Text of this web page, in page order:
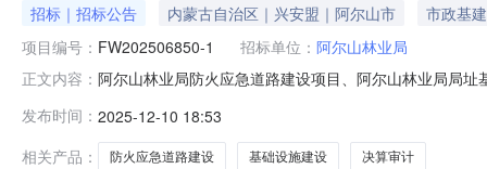
招标｜招标公告 内蒙古自治区｜兴安盟｜阿尔山市
市政基建
项目编号： FW202506850-1 招标单位： 阿尔山林业局
正文内容： 阿尔山林业局防火应急道路建设项目、阿尔山林业局局
易成交的项目，本平台不强制挂牌机构（单位）提供退
1017:06:29项目公告项目编号
发布时间： 2025-12-10 18:53
相关产品：
防火应急道路建设 基础设施建设 决算审计